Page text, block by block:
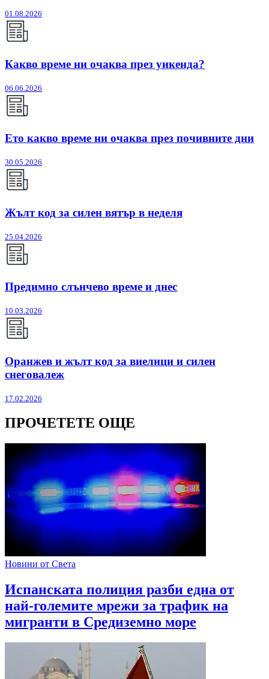
01.08.2026
Какво време ни очаква през уикенда?
06.06.2026
Ето какво време ни очаква през почивните дни
30.05.2026
Жълт код за силен вятър в неделя
25.04.2026
Предимно слънчево време и днес
10.03.2026
Оранжев и жълт код за виелици и силен
снеговалеж
17.02.2026
ПРОЧЕТЕТЕ ОЩЕ
Новини от Света
Испанската полиция разби една от
най-големите мрежи за трафик на
мигранти в Средиземно море